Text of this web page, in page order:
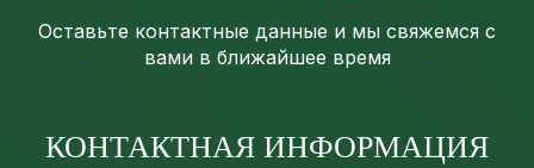
Оставьте контактные данные и мы свяжемся с
вами в ближайшее время
КОНТАКТНАЯ ИНФОРМАЦИЯ